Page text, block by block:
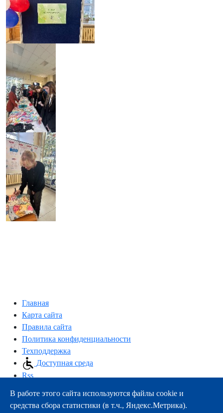
Главная
Карта сайта
Правила сайта
Политика конфиденциальности
Техподдержка
Доступная среда
Rss
163000, г.Архангельск, пр-т Троицкий, 51
тел.:+7 (8182) 21-11-63
В работе этого сайта используются файлы cookie и
средства сбора статистики (в т.ч., Яндекс.Метрика).